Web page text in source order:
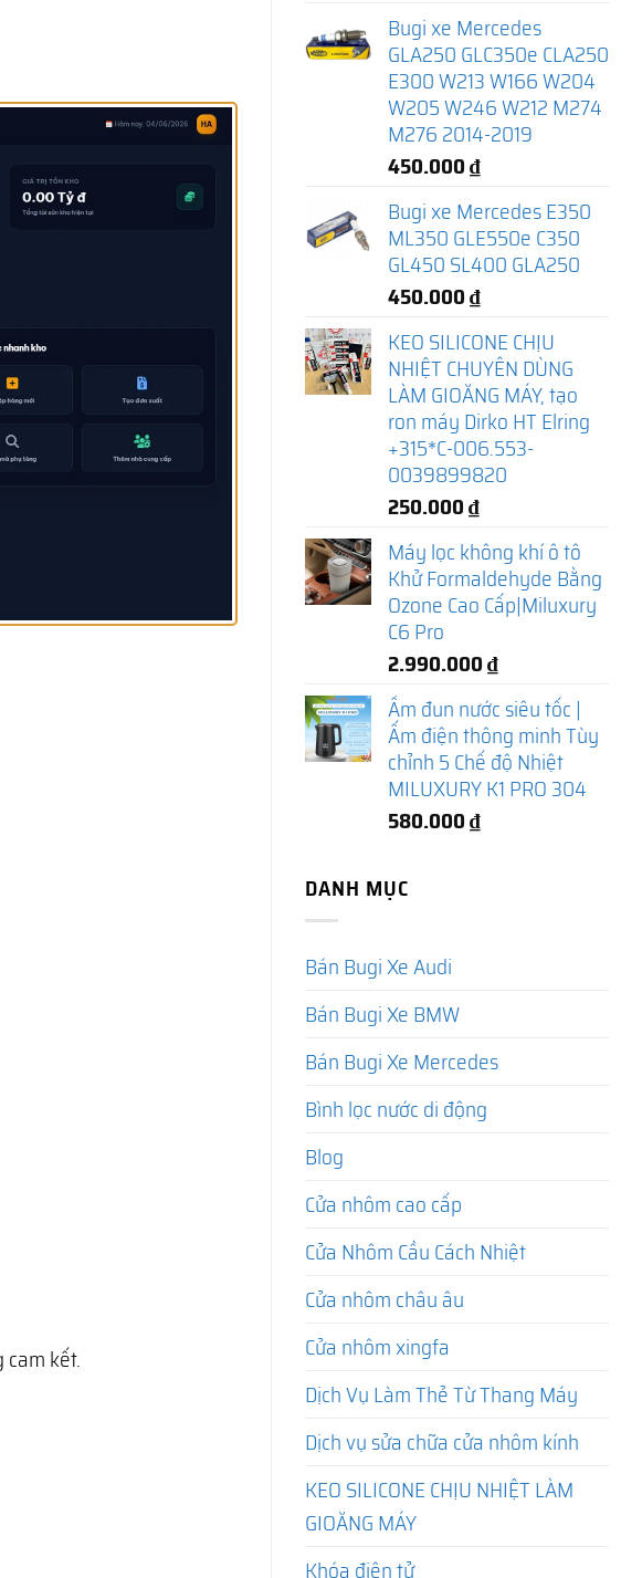
kết.
Bugi xe Mercedes
GLA250 GLC350e CLA250
E300 W213 W166 W204
W205 W246 W212 M274
M276 2014-2019
450.000₫
Bugi xe Mercedes E350
ML350 GLE550e C350
GL450 SL400 GLA250
450.000₫
KEO SILICONE CHỊU
NHIỆT CHUYÊN DÙNG
LÀM GIOĂNG MÁY, tạo
ron máy Dirko HT Elring
+315*C-006.553-
0039899820
250.000₫
Máy lọc không khí ô tô
Khử Formaldehyde Bằng
Ozone Cao Cấp|Miluxury
C6 Pro
2.990.000₫
Ấm đun nước siêu tốc |
Ấm điện thông minh Tùy
chỉnh 5 Chế độ Nhiệt
MILUXURY K1 PRO 304
580.000₫
DANH MỤC
Bán Bugi Xe Audi
Bán Bugi Xe BMW
Bán Bugi Xe Mercedes
Bình lọc nước di động
Blog
Cửa nhôm cao cấp
Cửa Nhôm Cầu Cách Nhiệt
Cửa nhôm châu âu
Cửa nhôm xingfa
Dịch Vụ Làm Thẻ Từ Thang Máy
Dịch vụ sửa chữa cửa nhôm kính
KEO SILICONE CHỊU NHIỆT LÀM
GIOĂNG MÁY
Khóa điện tử